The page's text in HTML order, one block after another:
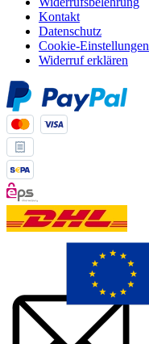
Kontakt
Datenschutz
Cookie-Einstellungen
Widerruf erklären